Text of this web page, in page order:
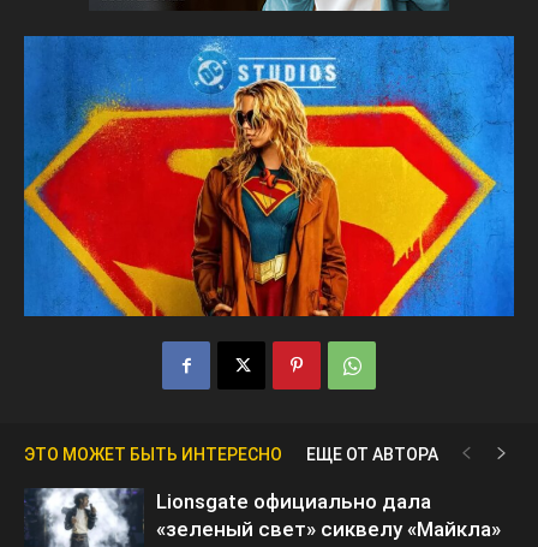
ЭТО МОЖЕТ БЫТЬ ИНТЕРЕСНО ЕЩЕ ОТ АВТОРА
Lionsgate официально дала
«зеленый свет» сиквелу «Майкла»